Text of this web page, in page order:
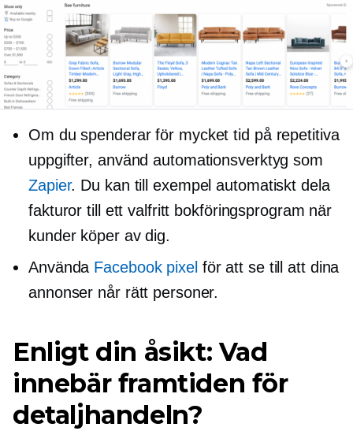
Om du spenderar för mycket tid på repetitiva
uppgifter, använd automationsverktyg som
Zapier. Du kan till exempel automatiskt dela
fakturor till ett valfritt bokföringsprogram när
kunder köper av dig.
Använda Facebook pixelför att se till att dina
annonser når rätt personer.
Enligt din åsikt: Vad
innebär framtiden för
detaljhandeln?